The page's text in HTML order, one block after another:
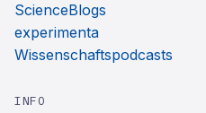
ScienceBlogs
experimenta
Wissenschaftspodcasts
INFO